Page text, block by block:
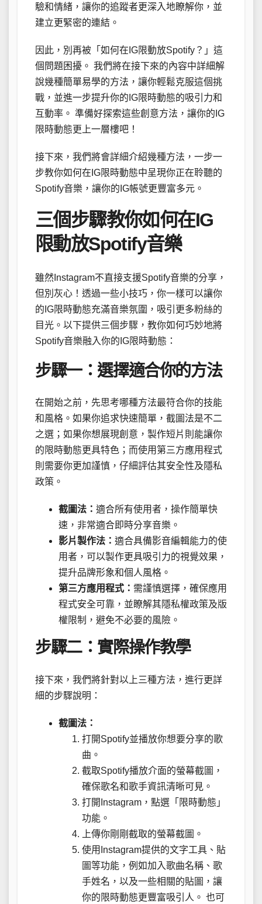
驗和情緒，讓你的追蹤者更深入地瞭解你，並
建立更緊密的連結。
因此，別再被「如何在IG限動放Spotify？」這
個問題困擾。 我們將在接下來的內容中詳細解
說幾種簡單易學的方法，讓你輕鬆克服這個挑
戰，並進一步提升你的IG限時動態的吸引力和
互動率。 準備好探索這些創意方法，讓你的IG
限時動態更上一層樓吧！
接下來，我們將會詳細介紹幾種方法，一步一
步教你如何在IG限時動態中呈現你正在聆聽的
Spotify音樂，讓你的IG帳號更豐富多元。
三個步驟教你如何在IG
限動放Spotify音樂
雖然Instagram不直接支援Spotify音樂的分享，
但別灰心！透過一些小技巧，你一樣可以讓你
的IG限時動態充滿音樂氛圍，吸引更多粉絲的
目光。以下提供三個步驟，教你如何巧妙地將
Spotify音樂融入你的IG限時動態：
步驟一：選擇適合你的方法
在開始之前，先思考哪種方法最符合你的技能
和風格。如果你追求快速簡單，截圖法是不二
之選；如果你想展現創意，製作短片則能讓你
的限時動態更具特色；而使用第三方應用程式
則需要你更加謹慎，仔細評估其安全性及隱私
政策。
截圖法： 適合所有使用者，操作簡單快
速，非常適合即時分享音樂。
影片製作法： 適合具備影音編輯能力的使
用者，可以製作更具吸引力的視覺效果，
提升品牌形象和個人風格。
第三方應用程式： 需謹慎選擇，確保應用
程式安全可靠，並瞭解其隱私權政策及版
權限制，避免不必要的風險。
步驟二：實際操作教學
接下來，我們將針對以上三種方法，進行更詳
細的步驟說明：
截圖法：
打開Spotify並播放你想要分享的歌
曲。
截取Spotify播放介面的螢幕截圖，
確保歌名和歌手資訊清晰可見。
打開Instagram，點選「限時動態」
功能。
上傳你剛剛截取的螢幕截圖。
使用Instagram提供的文字工具、貼
圖等功能，例如加入歌曲名稱、歌
手姓名，以及一些相關的貼圖，讓
你的限時動態更豐富吸引人。 也可